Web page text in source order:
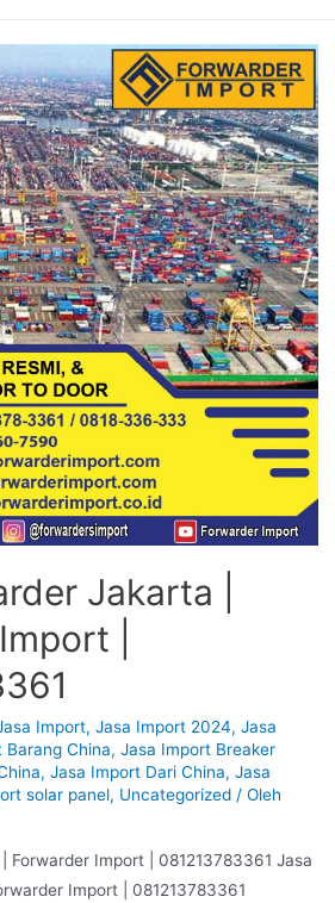
Jakarta |
|
Import, Jasa Import 2024, Jasa
Barang China, Jasa Import Breaker
, Jasa Import Dari China, Jasa
solar panel, Uncategorized/ Oleh
Forwarder Import | 081213783361 Jasa
Import | 081213783361